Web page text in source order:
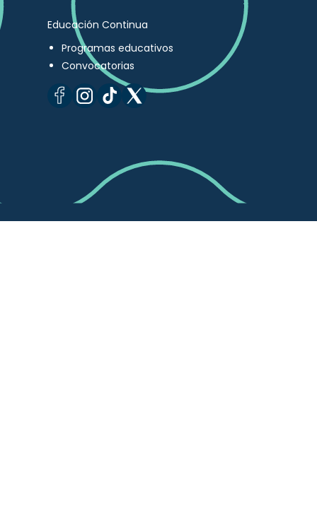
Educación Continua
Programas educativos
Convocatorias